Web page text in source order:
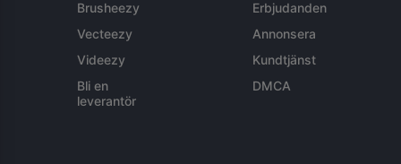
Brusheezy
Vecteezy
Videezy
Bli en
leverantör
Erbjudanden
Annonsera
Kundtjänst
DMCA